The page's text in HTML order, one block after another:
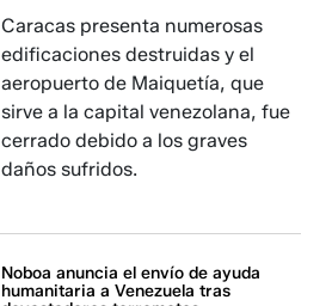
Caracas presenta numerosas
edificaciones destruidas y el
aeropuerto de Maiquetía, que
sirve a la capital venezolana, fue
cerrado debido a los graves
daños sufridos.
Noboa anuncia el envío de ayuda
humanitaria a Venezuela tras